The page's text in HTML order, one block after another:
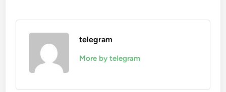
telegram
More by telegram